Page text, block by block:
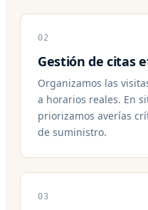
02
Gestión de citas
Organizamos las
a horarios reales. En
priorizamos averías
de suministro.
03